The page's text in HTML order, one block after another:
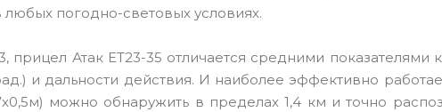
погодно-световых условиях.
прицел Атак ET23-35 отличается средними показателями
и дальности действия. И наиболее эффективно
можно обнаружить в пределах 1,4 км и точно